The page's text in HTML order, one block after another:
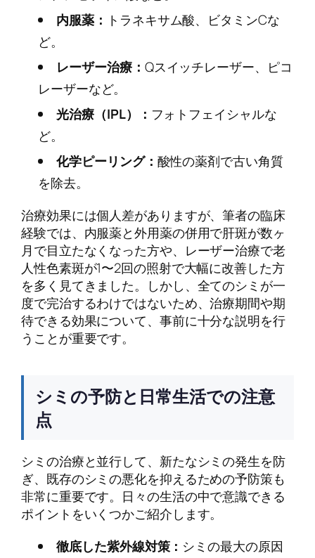
内服薬： トラネキサム酸、ビタミンCな
ど。
レーザー治療： Qスイッチレーザー、ピコ
レーザーなど。
光治療（IPL）： フォトフェイシャルな
ど。
化学ピーリング： 酸性の薬剤で古い角質
を除去。
治療効果には個人差がありますが、筆者の臨床
経験では、内服薬と外用薬の併用で肝斑が数ヶ
月で目立たなくなった方や、レーザー治療で老
人性色素斑が1〜2回の照射で大幅に改善した方
を多く見てきました。しかし、全てのシミが一
度で完治するわけではないため、治療期間や期
待できる効果について、事前に十分な説明を行
うことが重要です。
シミの予防と日常生活での注意
点
シミの治療と並行して、新たなシミの発生を防
ぎ、既存のシミの悪化を抑えるための予防策も
非常に重要です。日々の生活の中で意識できる
ポイントをいくつかご紹介します。
徹底した紫外線対策： シミの最大の原因